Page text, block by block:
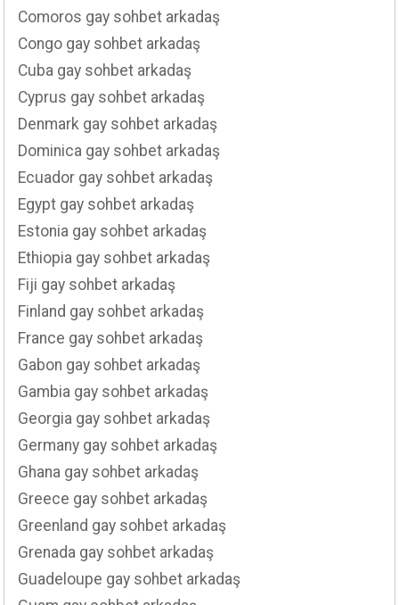
Comoros gay sohbet arkadaş
Congo gay sohbet arkadaş
Cuba gay sohbet arkadaş
Cyprus gay sohbet arkadaş
Denmark gay sohbet arkadaş
Dominica gay sohbet arkadaş
Ecuador gay sohbet arkadaş
Egypt gay sohbet arkadaş
Estonia gay sohbet arkadaş
Ethiopia gay sohbet arkadaş
Fiji gay sohbet arkadaş
Finland gay sohbet arkadaş
France gay sohbet arkadaş
Gabon gay sohbet arkadaş
Gambia gay sohbet arkadaş
Georgia gay sohbet arkadaş
Germany gay sohbet arkadaş
Ghana gay sohbet arkadaş
Greece gay sohbet arkadaş
Greenland gay sohbet arkadaş
Grenada gay sohbet arkadaş
Guadeloupe gay sohbet arkadaş